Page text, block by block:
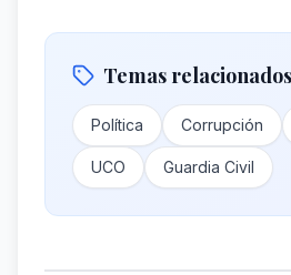
Temas relacionados
Política Corrupción
UCO Guardia Civil